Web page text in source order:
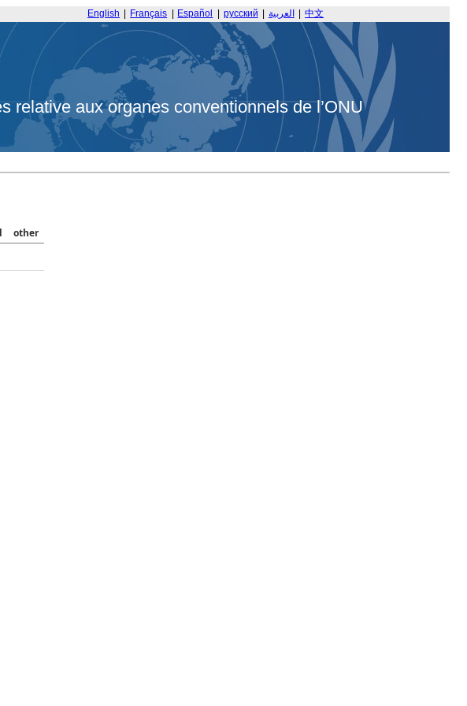
English Français Español русский العربية 中文
relative aux organes conventionnels de l’ONU
other